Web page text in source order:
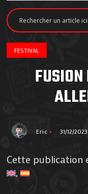
FESTIVAL
Eric 31/12/2023
Cette publication